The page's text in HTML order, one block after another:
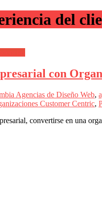
del
con
Agencias de Diseño Web,
Customer Centric,
convertirse en una